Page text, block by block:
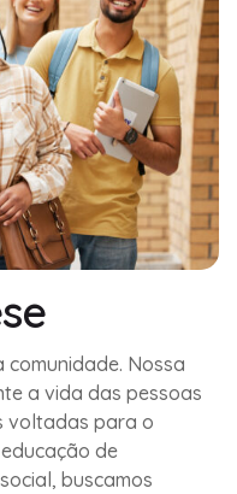
Nossa
a vida das pessoas
voltadas para o
de
buscamos